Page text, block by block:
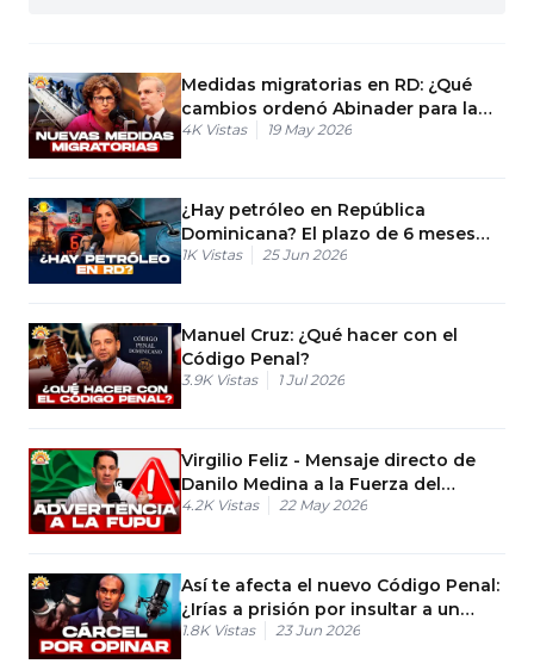
Medidas migratorias en RD: ¿Qué
cambios ordenó Abinader para la
frontera?
4K Vistas 19 May 2026
¿Hay petróleo en República
Dominicana? El plazo de 6 meses
que nos dio Guyana
1K Vistas 25 Jun 2026
Manuel Cruz: ¿Qué hacer con el
Código Penal?
3.9K Vistas 1 Jul 2026
Virgilio Feliz - Mensaje directo de
Danilo Medina a la Fuerza del
Pueblo
4.2K Vistas 22 May 2026
Así te afecta el nuevo Código Penal:
¿Irías a prisión por insultar a un
político?
1.8K Vistas 23 Jun 2026